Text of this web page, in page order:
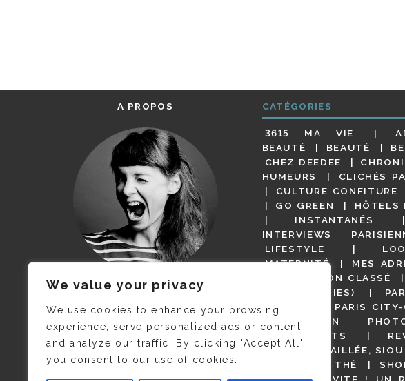
We value your privacy
We use cookies to enhance your browsing
experience, serve personalized ads or content,
and analyze our traffic. By clicking "Accept All",
you consent to our use of cookies.
A PROPOS
JE M’APPELLE DELPHINE MAIS
C’EST ©CAMILLE COLLIN QUI A
PRIS CETTE PHOTO !
CATÉGORIES
3615 MA VIE
BEAUTÉ
BEAUTÉ
CHEZ DEEDEE
HUMEURS
CLICHÉS
CULTURE CONFITURE
GO GREEN
HÔTELS
INSTANTANÉS
INTERVIEWS
LIFESTYLE
MATERNITÉ
MES
NON CLASSÉ
(BUT GOODIES)
MAGOT !
PARIS CITY-
PARIS EN
RESTAURANTS
PRESSE DÉTAILLÉE,
SALONS DE THÉ
VIDÉOS
VITE ! UN